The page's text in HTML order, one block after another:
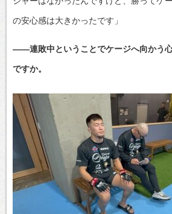
の安心感は大きかったです」
――連敗中ということでケージへ向かう
ですか。